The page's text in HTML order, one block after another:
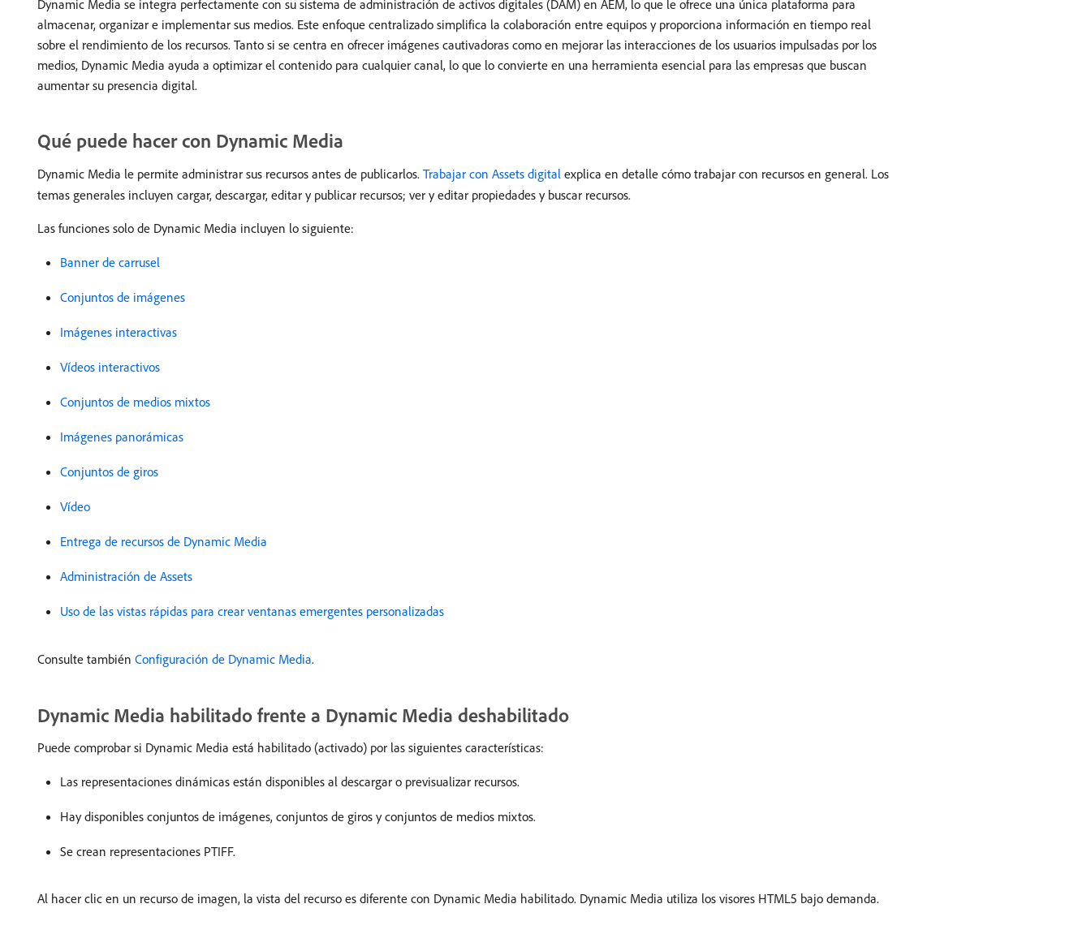
Dynamic Media se integra perfectamente con su sistema de administración de activos digitales (DAM) en AEM, lo que le ofrece una única plataforma para
almacenar, organizar e implementar sus medios. Este enfoque centralizado simplifica la colaboración entre equipos y proporciona información en tiempo real
sobre el rendimiento de los recursos. Tanto si se centra en ofrecer imágenes cautivadoras como en mejorar las interacciones de los usuarios impulsadas por los
medios, Dynamic Media ayuda a optimizar el contenido para cualquier canal, lo que lo convierte en una herramienta esencial para las empresas que buscan
aumentar su presencia digital.
Qué puede hacer con Dynamic Media
Dynamic Media le permite administrar sus recursos antes de publicarlos. Trabajar con Assets digital explica en detalle cómo trabajar con recursos en general. Los
temas generales incluyen cargar, descargar, editar y publicar recursos; ver y editar propiedades y buscar recursos.
Las funciones solo de Dynamic Media incluyen lo siguiente:
Banner de carrusel
Conjuntos de imágenes
Imágenes interactivas
Vídeos interactivos
Conjuntos de medios mixtos
Imágenes panorámicas
Conjuntos de giros
Vídeo
Entrega de recursos de Dynamic Media
Administración de Assets
Uso de las vistas rápidas para crear ventanas emergentes personalizadas
Consulte también Configuración de Dynamic Media.
Dynamic Media habilitado frente a Dynamic Media deshabilitado
Puede comprobar si Dynamic Media está habilitado (activado) por las siguientes características:
Las representaciones dinámicas están disponibles al descargar o previsualizar recursos.
Hay disponibles conjuntos de imágenes, conjuntos de giros y conjuntos de medios mixtos.
Se crean representaciones PTIFF.
Al hacer clic en un recurso de imagen, la vista del recurso es diferente con Dynamic Media habilitado. Dynamic Media utiliza los visores HTML5 bajo demanda.